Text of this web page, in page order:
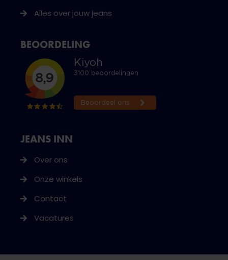
JEANS INN
Over ons
Onze winkels
Contact
Vacatures
Alles over jouw jeans
BEOORDELING